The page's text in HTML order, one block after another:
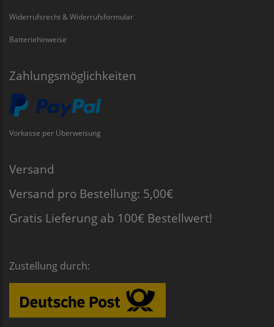
Widerrufsrecht & Widerrufsformular
Batteriehinweise
Zahlungsmöglichkeiten
Vorkasse per Überweisung
Versand
Versand pro Bestellung: 5,00€
Gratis Lieferung ab 100€ Bestellwert!
Zustellung durch: